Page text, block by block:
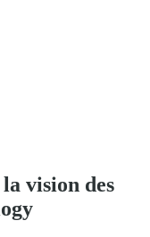
vision des